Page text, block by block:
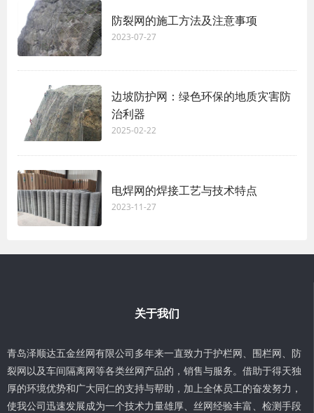
防裂网的施工方法及注意事项
2023-07-27
边坡防护网：绿色环保的地质灾害防
治利器
2025-02-22
电焊网的焊接工艺与技术特点
2023-11-27
关于我们
青岛泽顺达五金丝网有限公司多年来一直致力于护栏网、围栏网、防
裂网以及车间隔离网等各类丝网产品的，销售与服务。借助于得天独
厚的环境优势和广大同仁的支持与帮助，加上全体员工的奋发努力，
使我公司迅速发展成为一个技术力量雄厚、丝网经验丰富、检测手段